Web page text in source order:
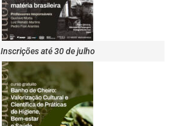
Inscrições até 30 de julho